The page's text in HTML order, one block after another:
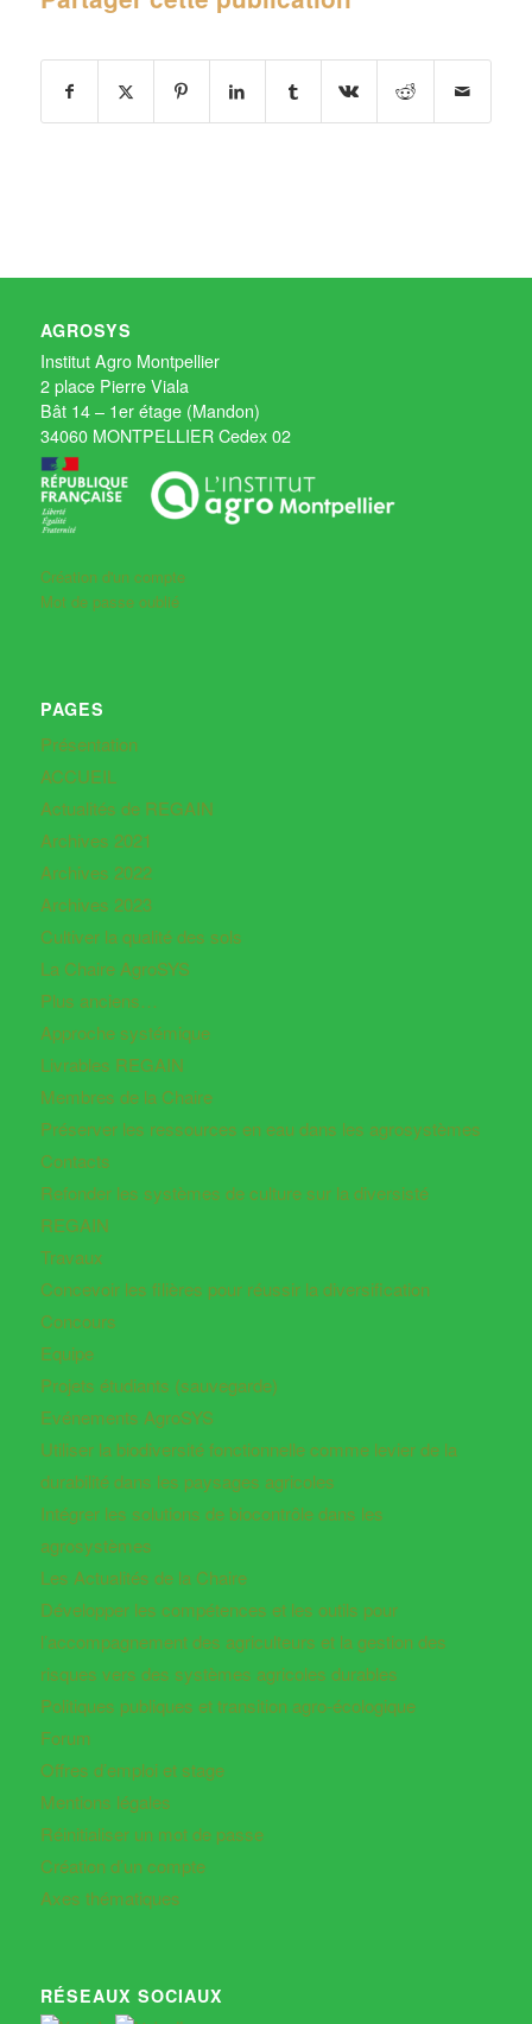
AGROSYS
Institut Agro Montpellier
2 place Pierre Viala
Bât 14 – 1er étage (Mandon)
34060 MONTPELLIER Cedex 02
Création d'un compte
Mot de passe oublié
PAGES
Présentation
ACCUEIL
Actualités de REGAIN
Archives 2021
Archives 2022
Archives 2023
Cultiver la qualité des sols
La Chaire AgroSYS
Plus anciens…
Approche systémique
Livrables REGAIN
Membres de la Chaire
Préserver les ressources en eau dans les agrosystèmes
Contacts
Refonder les systèmes de culture sur la diversisté
REGAIN
Travaux
Concevoir les filières pour réussir la diversification
Concours
Equipe
Projets étudiants (sauvegarde)
Evénements AgroSYS
Utiliser la biodiversité fonctionnelle comme levier de la
durabilité dans les paysages agricoles
Intégrer les solutions de biocontrôle dans les
agrosystèmes
Les Actualités de la Chaire
Développer les compétences et les outils pour
l’accompagnement des agriculteurs et la gestion des
risques vers des systèmes agricoles durables
Politiques publiques et transition agro-écologique
Forum
Offres d’emploi et stage
Mentions légales
Réinitialiser un mot de passe
Création d’un compte
Axes thématiques
RÉSEAUX SOCIAUX